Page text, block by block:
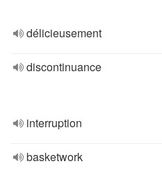
délicieusement
discontinuance
interruption
basketwork